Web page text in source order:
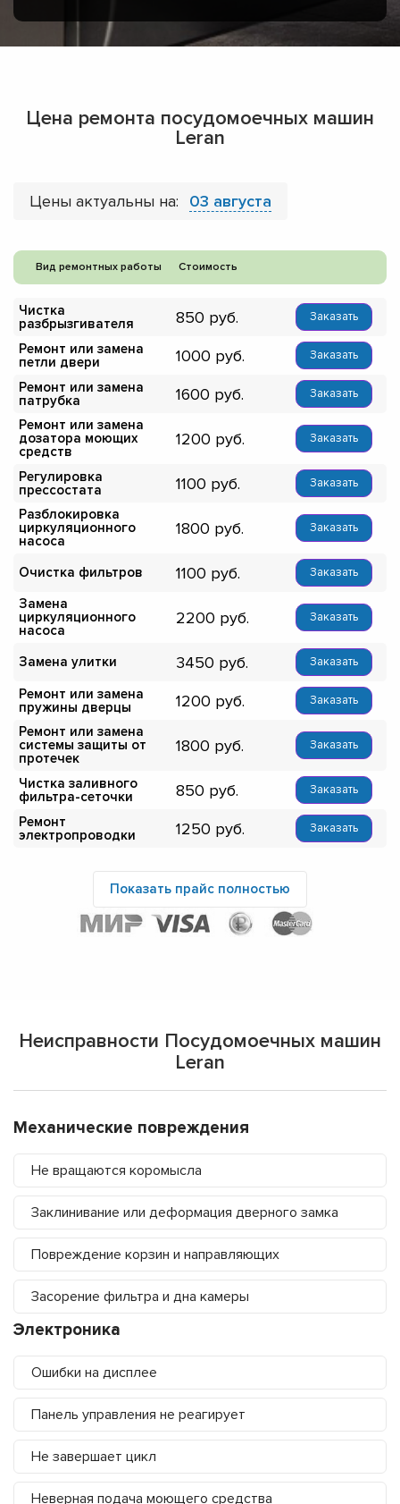
Цена ремонта посудомоечных машин
Leran
Цены актуальны на: 03 августа
Вид ремонтных работы Стоимость
Чистка
разбрызгивателя
850 Заказать
Ремонт или замена
петли двери
1000 Заказать
Ремонт или замена
патрубка
1600 Заказать
Ремонт или замена
дозатора моющих
средств
1200 Заказать
Регулировка
прессостата
1100 Заказать
Разблокировка
циркуляционного
насоса
1800 Заказать
Очистка фильтров 1100 Заказать
Замена
циркуляционного
насоса
2200 Заказать
Замена улитки 3450 Заказать
Ремонт или замена
пружины дверцы
1200 Заказать
Ремонт или замена
системы защиты от
протечек
1800 Заказать
Чистка заливного
фильтра-сеточки
850 Заказать
Ремонт
электропроводки
1250 Заказать
Показать прайс полностью
Неисправности Посудомоечных машин
Leran
Механические повреждения
Не вращаются коромысла
Заклинивание или деформация дверного замка
Повреждение корзин и направляющих
Засорение фильтра и дна камеры
Электроника
Ошибки на дисплее
Панель управления не реагирует
Не завершает цикл
Неверная подача моющего средства